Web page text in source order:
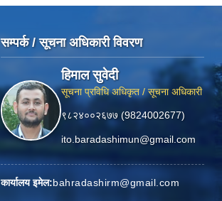
सम्पर्क / सूचना अधिकारी विवरण
हिमाल सुवेदी
सूचना प्रविधि अधिकृत / सूचना अधिकारी
९८२४००२६७७ (9824002677)
ito.baradashimun@gmail.com
कार्यालय इमेल:bahradashirm@gmail.com